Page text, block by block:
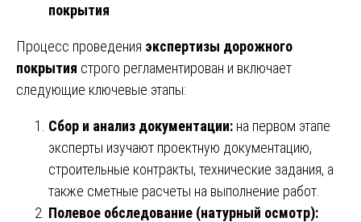
покрытия
Процесс проведения экспертизы дорожного
покрытия строго регламентирован и включает
следующие ключевые этапы:
Сбор и анализ документации: на первом этапе
эксперты изучают проектную документацию,
строительные контракты, технические задания, а
также сметные расчеты на выполнение работ.
Полевое обследование (натурный осмотр):